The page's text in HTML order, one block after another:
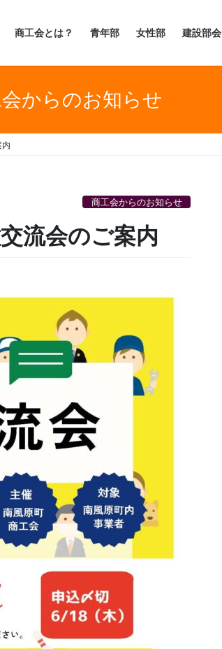
商工会とは？ 青年部 女性部 建設部会
からのお知らせ
商工会からのお知らせ
流会のご案内